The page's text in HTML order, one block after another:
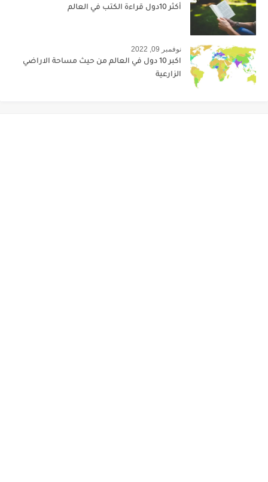
أكثر 10دول قراءة الكتب في العالم
نوفمبر 09, 2022
اكبر 10 دول في العالم من حيث مساحة الاراضي
الزارعية